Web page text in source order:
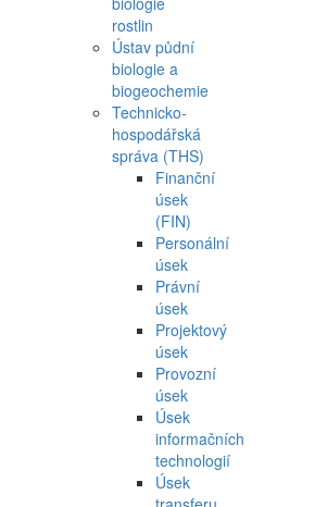
rostlin
Ústav půdní
biologie a
biogeochemie
Technicko-
hospodářská
správa (THS)
Finanční
úsek
(FIN)
Personální
úsek
Právní
úsek
Projektový
úsek
Provozní
úsek
Úsek
informačních
technologií
Úsek